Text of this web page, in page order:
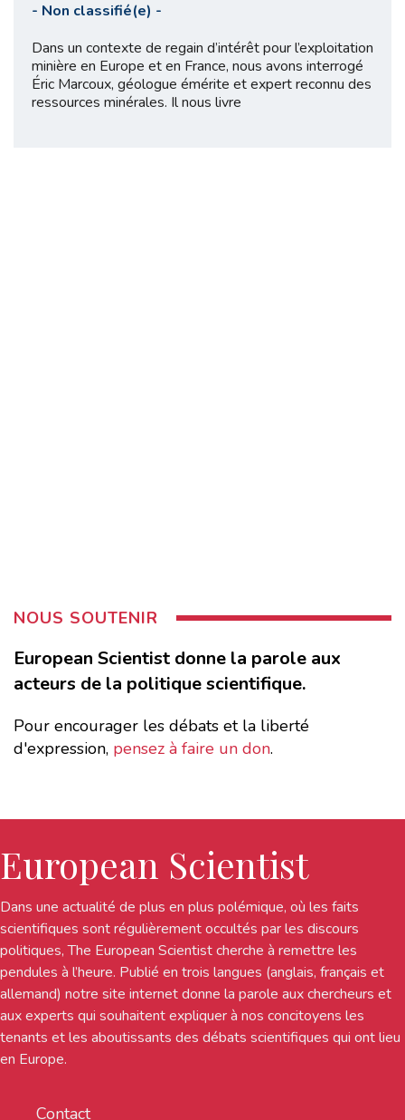
- Non classifié(e) -
Dans un contexte de regain d’intérêt pour l’exploitation
minière en Europe et en France, nous avons interrogé
Éric Marcoux, géologue émérite et expert reconnu des
ressources minérales. Il nous livre
NOUS SOUTENIR
European Scientist donne la parole aux
acteurs de la politique scientifique.
Pour encourager les débats et la liberté
d'expression, pensez à faire un don.
European Scientist
Dans une actualité de plus en plus polémique, où les faits
scientifiques sont régulièrement occultés par les discours
politiques, The European Scientist cherche à remettre les
pendules à l’heure. Publié en trois langues (anglais, français et
allemand) notre site internet donne la parole aux chercheurs et
aux experts qui souhaitent expliquer à nos concitoyens les
tenants et les aboutissants des débats scientifiques qui ont lieu
en Europe.
Contact